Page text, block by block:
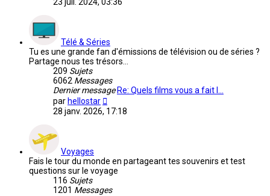
Télé & Séries
Tu es une grande fan d'émissions de télévision ou de séries ?
Partage nous tes trésors...
209 Sujets
6062 Messages
Dernier messageRe: Quels films vous a fait l…
parhellostar
le
28 janv. 2026, 17:18
Voyages
Fais le tour du monde en partageant tes souvenirs et test
questions sur le voyage
116 Sujets
1201 Messages